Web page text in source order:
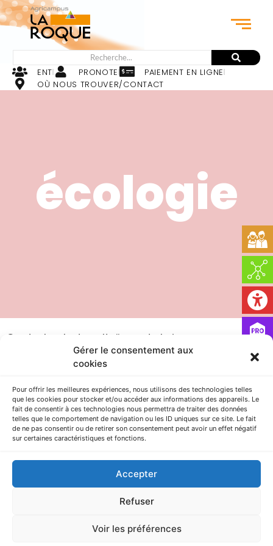
Gérer le consentement aux
cookies
Pour offrir les meilleures expériences, nous utilisons des technologies telles
que les cookies pour stocker et/ou accéder aux informations des appareils. Le
fait de consentir à ces technologies nous permettra de traiter des données
telles que le comportement de navigation ou les ID uniques sur ce site. Le fait
de ne pas consentir ou de retirer son consentement peut avoir un effet négatif
sur certaines caractéristiques et fonctions.
Accepter
Refuser
Voir les préférences
ENT PRONOTE
PAIEMENT EN LIGNE
OÙ NOUS TROUVER/CONTACT
écologie
Centrale photovoltaïque de Laissac
Les 1ère STAV3 découvrent la centrale photovoltaïque de
Laissac ! Dans le cadre d’une activité pluridisciplinaire Sciences
Physiques /...
Read More
AGRICAMPUS LA ROQUE – Route d’Espalion – CS 73355 ONET LE
CHATEAU – 12033 RODEZ cedex 9 – Tèl. : 05 65 77 75 00
Copyright © 2025 EPLEFPA Rodez La Roque. Tous droits réservés.
conditions d’utilisation.